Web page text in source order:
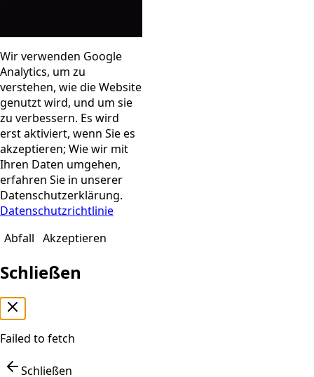
Wir verwenden Google
Analytics, um zu
verstehen, wie die Website
genutzt wird, und um sie
zu verbessern. Es wird
erst aktiviert, wenn Sie es
akzeptieren; Wie wir mit
Ihren Daten umgehen,
erfahren Sie in unserer
Datenschutzerklärung.
Datenschutzrichtlinie
Abfall Akzeptieren
Schließen
Failed to fetch
Schließen